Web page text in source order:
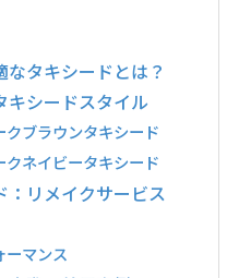
タキシードとは？
キシードスタイル
ブラウンタキシード
ネイビータキシード
：リメイクサービス
ーマンス